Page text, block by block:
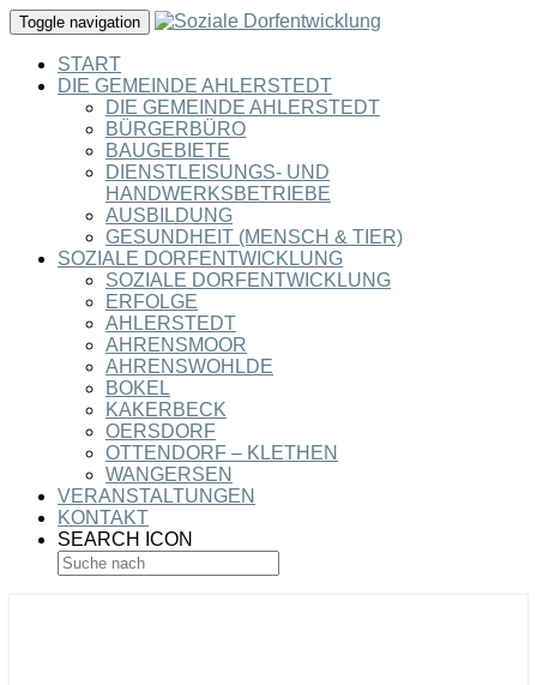
Toggle navigation
START
DIE GEMEINDE AHLERSTEDT
DIE GEMEINDE AHLERSTEDT
BÜRGERBÜRO
BAUGEBIETE
DIENSTLEISUNGS- UND
HANDWERKSBETRIEBE
AUSBILDUNG
GESUNDHEIT (MENSCH & TIER)
SOZIALE DORFENTWICKLUNG
SOZIALE DORFENTWICKLUNG
ERFOLGE
AHLERSTEDT
AHRENSMOOR
AHRENSWOHLDE
BOKEL
KAKERBECK
OERSDORF
OTTENDORF – KLETHEN
WANGERSEN
VERANSTALTUNGEN
KONTAKT
SEARCH ICON